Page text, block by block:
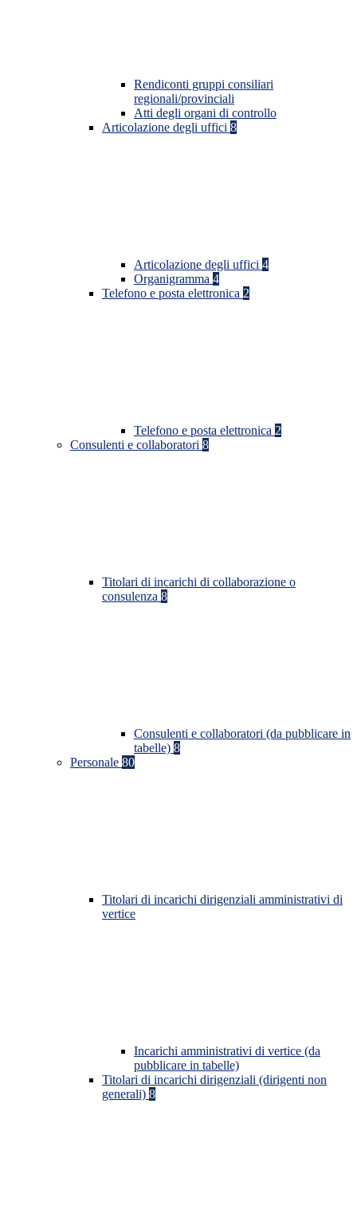
Rendiconti gruppi consiliari
regionali/provinciali
Atti degli organi di controllo
Articolazione degli uffici 8
Articolazione degli uffici 4
Organigramma 4
Telefono e posta elettronica 2
Telefono e posta elettronica 2
Consulenti e collaboratori 8
Titolari di incarichi di collaborazione o
consulenza 8
Consulenti e collaboratori (da pubblicare in
tabelle) 8
Personale 80
Titolari di incarichi dirigenziali amministrativi di
vertice
Incarichi amministrativi di vertice (da
pubblicare in tabelle)
Titolari di incarichi dirigenziali (dirigenti non
generali) 8